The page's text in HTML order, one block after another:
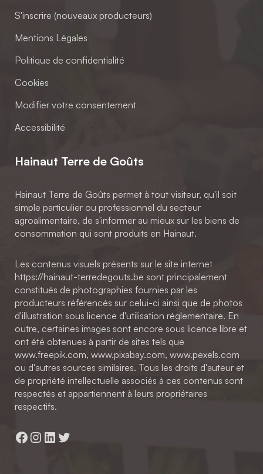
S'inscrire (nouveaux producteurs)
Mentions Légales
Politique de confidentialité
Cookies
Modifier votre consentement
Accessibilité
Hainaut Terre de Goûts
Hainaut Terre de Goûts permet à tout visiteur, qu'il soit
simple particulier ou professionnel du secteur
agroalimentaire, de s'informer au mieux sur les biens de
consommation qui sont produits en Hainaut.
Les contenus visuels présents sur le site internet
https://hainaut-terredegouts.be sont principalement
constitués de photographies fournies par les
producteurs référencés sur celui-ci ainsi que de photos
d'illustration sous licence d'utilisation réglementaire. En
outre, certaines images sont encore sous licence libre et
ont été obtenues à partir de sites tels que
www.freepik.com, www.pixabay.com, www.pexels.com
ou d'autres sources similaires. Tous les droits d'auteur et
de propriété intellectuelle associés à ces contenus sont
respectés et appartiennent à leurs propriétaires
respectifs.
Facebook
Instagram
LinkedIn
Twitter